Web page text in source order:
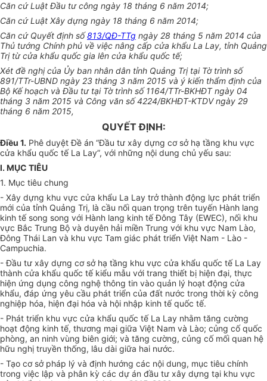
Căn cứ Luật Đầu tư công ngày 18 tháng 6 năm 2014;
Căn cứ Luật Xây dựng ngày 18 tháng 6 năm 2014;
Căn cứ Quyết định số813/QĐ-TTg ngày 28 tháng 5 năm 2014 của
Thủ tướng Chính phủ về việc nâng cấp cửa khẩu La Lay, tỉnh Quảng
Trị từ cửa khẩu quốc gia lên cửa khẩu quốc tế;
Xét đề nghị của Ủy ban nhân dân tỉnh Quảng Trị tại Tờ trình số
891/TTr-UBND ngày 23 tháng 3 năm 2015 và ý kiến thẩm định của
Bộ Kế hoạch và Đầu tư tại Tờ trình số1164/TTr-BKHĐT ngày 04
tháng 3 năm 2015 và Công văn số4224/BKHĐT-KTDV ngày 29
tháng 6 năm 2015,
QUYẾT ĐỊNH:
Điều 1. Phê duyệtĐề án “Đầu tư xây dựng cơ sở hạ tầng khu vực
cửa khẩu quốc tếLa Lay”, với những nội dung chủ yếu sau:
I. MỤC TIÊU
1. Mục tiêu chung
- Xây dựng khu vực cửa khẩu La Lay trở thành động lực phát triển
mới của tỉnh Quảng Trị, là cầu nối quan trọng trên tuyến Hành lang
kinh tế song song với Hành lang kinh tế Đông Tây (EWEC), nối khu
vực Bắc Trung Bộ và duyên hải miền Trung với khu vực Nam Lào,
Đông Thái Lan và khu vực Tam giác phát triển Việt Nam - Lào -
Campuchia.
- Đầu tư xây dựng cơ sở hạ tầng khu vực cửa khẩu quốc tế La Lay
thành cửa khẩu quốc tế kiểu mẫu với trang thiết bị hiện đại, thực
hiện ứng dụng công nghệ thông tin vào quản lý hoạt động cửa
khẩu, đáp ứng yêu cầu phát triển của đất nước trong thời kỳ công
nghiệp hóa, hiện đại hóa và hội nhập kinh tế quốc tế.
- Phát triển khu vực cửa khẩu quốc tế La Lay nhằm tăng cường
hoạt động kinh tế, thương mại giữa Việt Nam và Lào; củng cố quốc
phòng, an ninh vùng biên giới; và tăng cường, củng cố mối quan hệ
hữu nghị truyền thống, lâu dài giữa hai nước.
- Tạo cơ sở pháp lý và định hướng các nội dung, mục tiêu chính
trong việc lập và phân kỳ các dự án đầu tư xây dựng tại khu vực